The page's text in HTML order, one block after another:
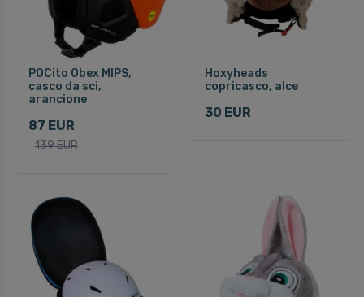
POCito Obex MIPS,
casco da sci,
arancione
87 EUR
139 EUR
Hoxyheads
copricasco, alce
30 EUR